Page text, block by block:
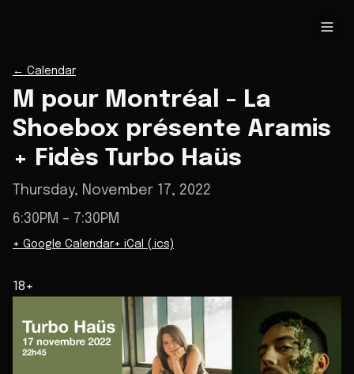
← Calendar
M pour Montréal - La
Shoebox présente Aramis
+ Fidès Turbo Haüs
Thursday, November 17, 2022
6:30PM – 7:30PM
+ Google Calendar+ iCal (.ics)
18+